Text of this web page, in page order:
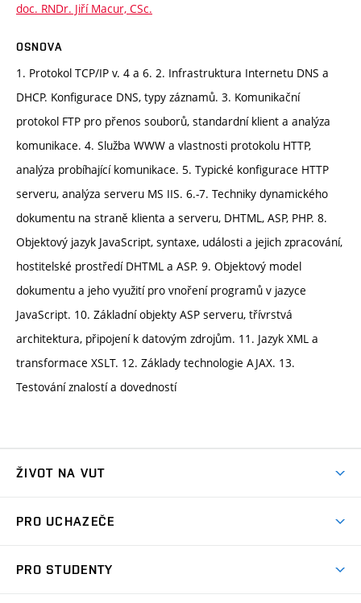
doc. RNDr. Jiří Macur, CSc.
OSNOVA
1. Protokol TCP/IP v. 4 a 6. 2. Infrastruktura Internetu DNS a
DHCP. Konfigurace DNS, typy záznamů. 3. Komunikační
protokol FTP pro přenos souborů, standardní klient a analýza
komunikace. 4. Služba WWW a vlastnosti protokolu HTTP,
analýza probíhající komunikace. 5. Typické konfigurace HTTP
serveru, analýza serveru MS IIS. 6.-7. Techniky dynamického
dokumentu na straně klienta a serveru, DHTML, ASP, PHP. 8.
Objektový jazyk JavaScript, syntaxe, události a jejich zpracování,
hostitelské prostředí DHTML a ASP. 9. Objektový model
dokumentu a jeho využití pro vnoření programů v jazyce
JavaScript. 10. Základní objekty ASP serveru, třívrstvá
architektura, připojení k datovým zdrojům. 11. Jazyk XML a
transformace XSLT. 12. Základy technologie AJAX. 13.
Testování znalostí a dovedností
ŽIVOT NA VUT
Koleje
PRO UCHAZEČE
PRO STUDENTY